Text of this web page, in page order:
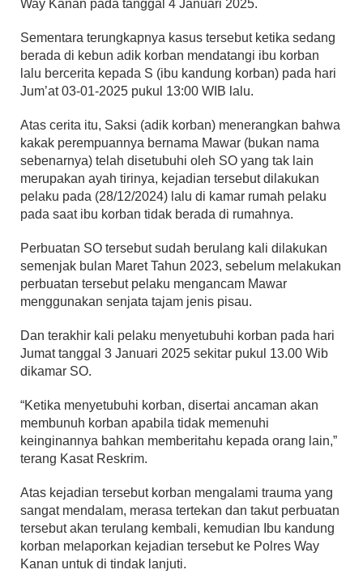
Way Kanan pada tanggal 4 Januari 2025.
Sementara terungkapnya kasus tersebut ketika sedang
berada di kebun adik korban mendatangi ibu korban
lalu bercerita kepada S (ibu kandung korban) pada hari
Jum’at 03-01-2025 pukul 13:00 WIB lalu.
Atas cerita itu, Saksi (adik korban) menerangkan bahwa
kakak perempuannya bernama Mawar (bukan nama
sebenarnya) telah disetubuhi oleh SO yang tak lain
merupakan ayah tirinya, kejadian tersebut dilakukan
pelaku pada (28/12/2024) lalu di kamar rumah pelaku
pada saat ibu korban tidak berada di rumahnya.
Perbuatan SO tersebut sudah berulang kali dilakukan
semenjak bulan Maret Tahun 2023, sebelum melakukan
perbuatan tersebut pelaku mengancam Mawar
menggunakan senjata tajam jenis pisau.
Dan terakhir kali pelaku menyetubuhi korban pada hari
Jumat tanggal 3 Januari 2025 sekitar pukul 13.00 Wib
dikamar SO.
“Ketika menyetubuhi korban, disertai ancaman akan
membunuh korban apabila tidak memenuhi
keinginannya bahkan memberitahu kepada orang lain,”
terang Kasat Reskrim.
Atas kejadian tersebut korban mengalami trauma yang
sangat mendalam, merasa tertekan dan takut perbuatan
tersebut akan terulang kembali, kemudian Ibu kandung
korban melaporkan kejadian tersebut ke Polres Way
Kanan untuk di tindak lanjuti.